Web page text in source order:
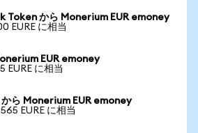
Token から Monerium EUR emoney
EURE に相当
EUR emoney
EURE に相当
ら Monerium EUR emoney
EURE に相当